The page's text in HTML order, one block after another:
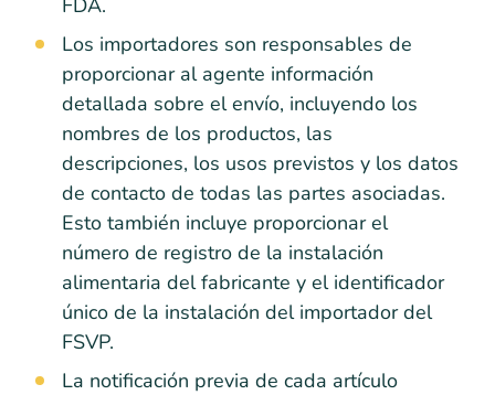
Los importadores son responsables de
proporcionar al agente información
detallada sobre el envío, incluyendo los
nombres de los productos, las
descripciones, los usos previstos y los datos
de contacto de todas las partes asociadas.
Esto también incluye proporcionar el
número de registro de la instalación
alimentaria del fabricante y el identificador
único de la instalación del importador del
FSVP.
La notificación previa de cada artículo